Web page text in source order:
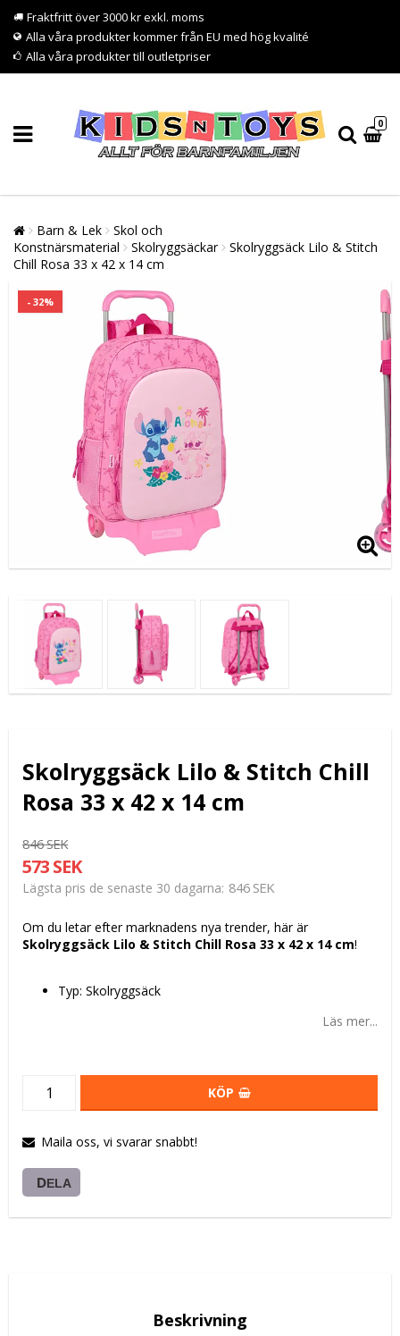
Fraktfritt över 3000 kr exkl. moms
Alla våra produkter kommer från EU med hög kvalité
Alla våra produkter till outletpriser
0
Barn & Lek
Skol och
Konstnärsmaterial
Skolryggsäckar
Skolryggsäck Lilo & Stitch
Chill Rosa 33 x 42 x 14 cm
- 32%
Skolryggsäck Lilo & Stitch Chill
Rosa 33 x 42 x 14 cm
846 SEK
573 SEK
Lägsta pris de senaste 30 dagarna 846 SEK
Om du letar efter marknadens nya trender, här är
Skolryggsäck Lilo & Stitch Chill Rosa 33 x 42 x 14 cm!
Typ: Skolryggsäck
Läs mer...
KÖP
Maila oss, vi svarar snabbt!
DELA
Beskrivning